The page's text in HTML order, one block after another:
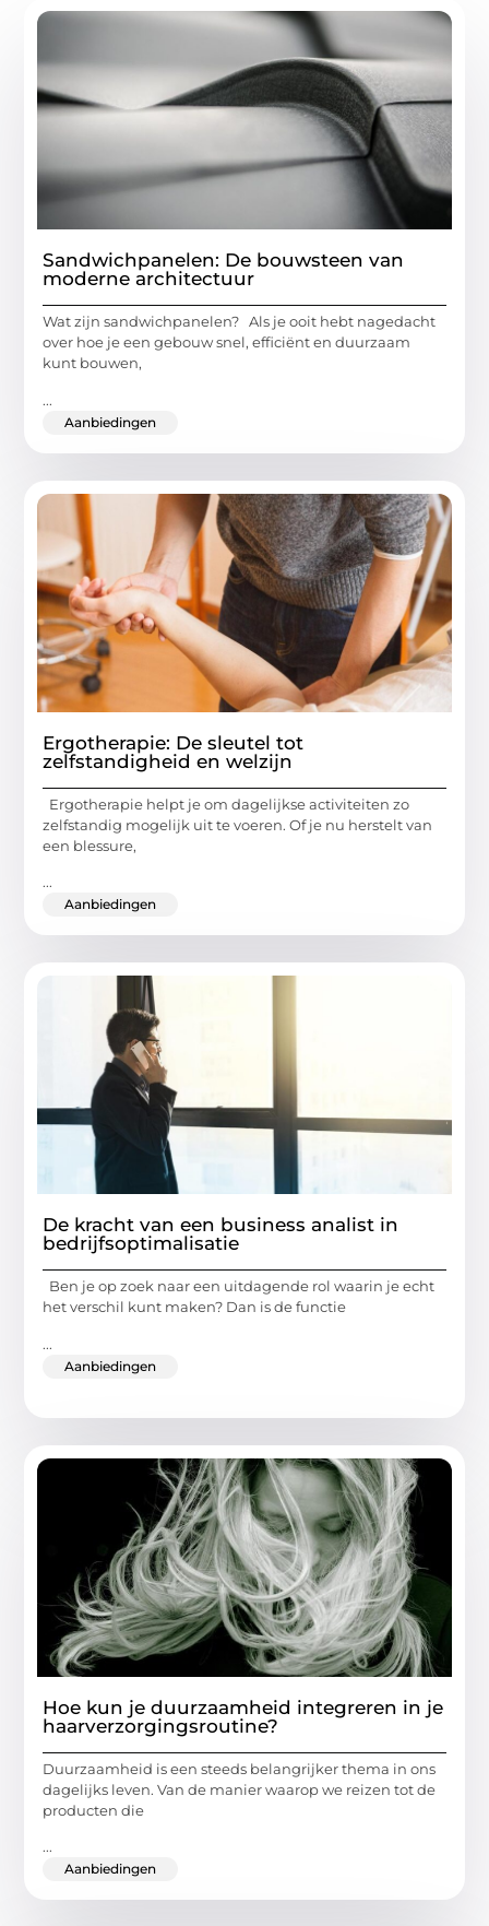
Sandwichpanelen: De bouwsteen van
moderne architectuur
Wat zijn sandwichpanelen? Als je ooit hebt nagedacht
over hoe je een gebouw snel, efficiënt en duurzaam
kunt bouwen,
...
Aanbiedingen
Ergotherapie: De sleutel tot
zelfstandigheid en welzijn
Ergotherapie helpt je om dagelijkse activiteiten zo
zelfstandig mogelijk uit te voeren. Of je nu herstelt van
een blessure,
...
Aanbiedingen
De kracht van een business analist in
bedrijfsoptimalisatie
Ben je op zoek naar een uitdagende rol waarin je echt
het verschil kunt maken? Dan is de functie
...
Aanbiedingen
Hoe kun je duurzaamheid integreren in je
haarverzorgingsroutine?
Duurzaamheid is een steeds belangrijker thema in ons
dagelijks leven. Van de manier waarop we reizen tot de
producten die
...
Aanbiedingen